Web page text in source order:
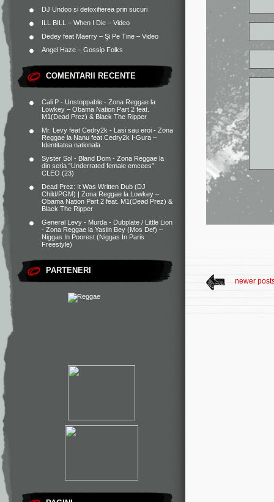
DJ Undoo si detoxifierea prin sucuri
ILL BILL – When I Die – Video
Dedey feat Maerry – Şi Pe Tine – Video
Angel Haze – Gossip Folks
COMENTARII RECENTE
Cali P - Unstoppable - Zona Reggae la
Lowkey – Obama Nation Part 2 feat.
M1(Dead Prez) & Black The Ripper
Mr. Levy feat Cedry2k - Lasi sau eroi - Zona
Reggae la Nanu feat Cedry2k I-Gura –
Identitatea nationala
Syster Sol - Bland Dom - Zona Reggae la
din seria “Underrated female emcees”:
CLEO (23)
Dead Prez: It Was Written Dub (DJ
Child/PGM) | Zona Reggae la Lowkey –
Obama Nation Part 2 feat. M1(Dead Prez) &
Black The Ripper
General Levy - Murda - Dubplate / Little Lion
- Zona Reggae la Yasiin Bey (Mos Def) –
Niggas In Poorest (Niggas In Paris
Freestyle)
PARTENERI
newer